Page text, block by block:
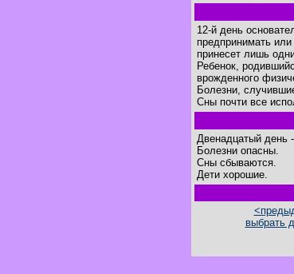
12-й день
предпринимать или
принесет лишь
Ребенок,
врожденного
Болезни,
Сны почти все
Двенадцатый день
Болезни опасны.
Сны сбываются.
Дети хорошие.
выбрать